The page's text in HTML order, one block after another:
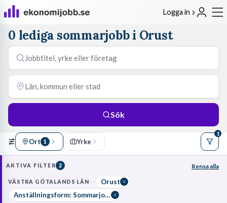
Logga in
0 lediga sommarjobb i Orust
Sök
Ort 1 Yrke
1
AKTIVA FILTER 2 Rensa alla
VÄSTRA GÖTALANDS LÄN
Orust
Anställningsform: Sommarjobb